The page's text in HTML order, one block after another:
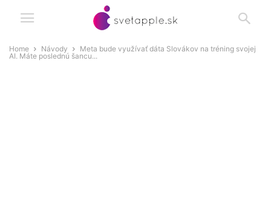
Home Návody
Meta bude využívať dáta Slovákov na tréning svojej
AI. Máte poslednú šancu...